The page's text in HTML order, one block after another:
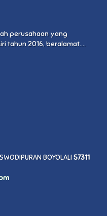
perusahaan yang
tahun 2016, beralamat....
BOYOLALI57311